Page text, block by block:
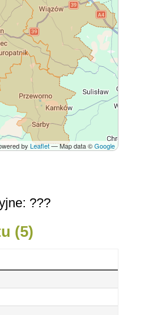
byLeaflet— Map data ©Google
???
(5)